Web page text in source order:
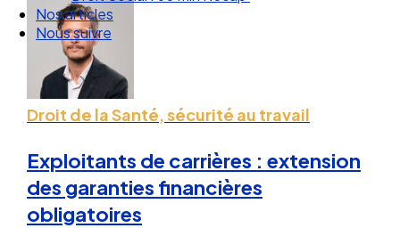
Droit Social : 60 min Recap’
Nos articles
Nous suivre
Droit de la Santé, sécurité au travail
Exploitants de carrières : extension
des garanties financières
obligatoires